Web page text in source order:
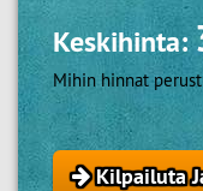
Keskihinta:
Mihin hinnat
Kilpailuta